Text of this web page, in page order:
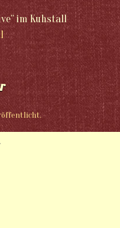
im Kuhstall